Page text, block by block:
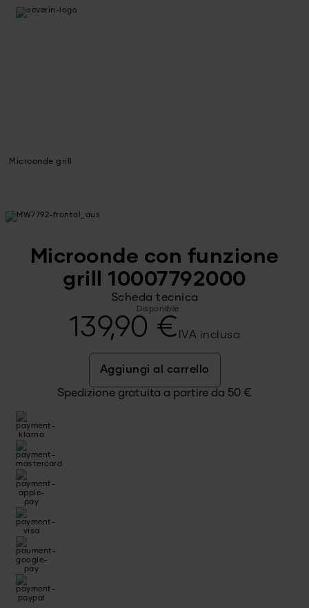
Microonde grill
Microonde con funzione
grill 10007792000
Scheda tecnica
Disponibile
139,90 € IVA inclusa
Aggiungi al carrello
Spedizione gratuita a partire da 50€